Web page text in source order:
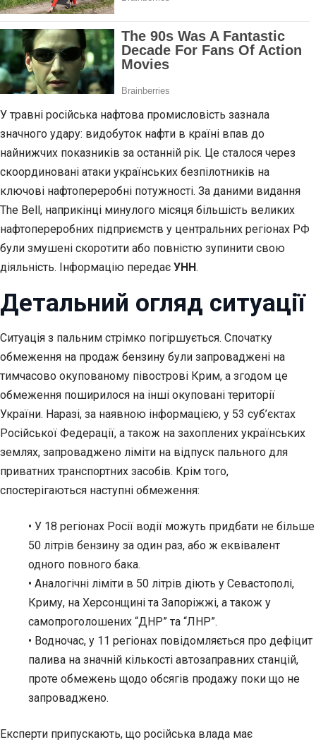
У травні російська нафтова промисловість зазнала
значного удару: видобуток нафти в країні впав до
найнижчих показників за останній рік. Це сталося через
скоординовані атаки українських безпілотників на
ключові нафтопереробні потужності. За даними видання
The Bell, наприкінці минулого місяця більшість великих
нафтопереробних підприємств у центральних регіонах РФ
були змушені скоротити або повністю зупинити свою
діяльність. Інформацію передає УНН.
Детальний огляд ситуації
Ситуація з пальним стрімко погіршується. Спочатку
обмеження на продаж бензину були запроваджені на
тимчасово окупованому півострові Крим, а згодом це
обмеження поширилося на інші окуповані території
України. Наразі, за наявною інформацією, у 53 суб’єктах
Російської Федерації, а також на захоплених українських
землях, запроваджено ліміти на відпуск пального для
приватних транспортних засобів. Крім того,
спостерігаються наступні обмеження:
• У 18 регіонах Росії водії можуть придбати не більше
50 літрів бензину за один раз, або ж еквівалент
одного повного бака.
• Аналогічні ліміти в 50 літрів діють у Севастополі,
Криму, на Херсонщині та Запоріжжі, а також у
самопроголошених “ДНР” та “ЛНР”.
• Водночас, у 11 регіонах повідомляється про дефіцит
палива на значній кількості автозаправних станцій,
проте обмежень щодо обсягів продажу поки що не
запроваджено.
Експерти припускають, що російська влада має